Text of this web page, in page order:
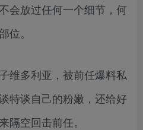
会放过任何一个细节，何
位。
维多利亚，被前任爆料私
特谈自己的粉嫩，还给好
隔空回击前任。